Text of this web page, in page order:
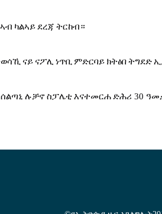
ኣብ ካልኣይደረጃ ትርከብ።
ናይ ናፖሊ ነጥቢ ምድርባይ ክትፅበትግደድ
ሉቻኖ ስፓሌቲእናተመርሐድሕሪ 30